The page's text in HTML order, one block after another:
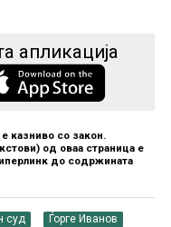
апликација
казниво со закон.
од оваа страница е
до содржината
суд Ѓорге Иванов